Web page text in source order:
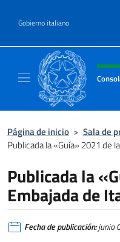
Gobierno italiano
Encabezado
Página de inicio > Sala de
Publicada la «Guía» 2021 de
Publicada la
Embajada de
Fecha de publicación:junio